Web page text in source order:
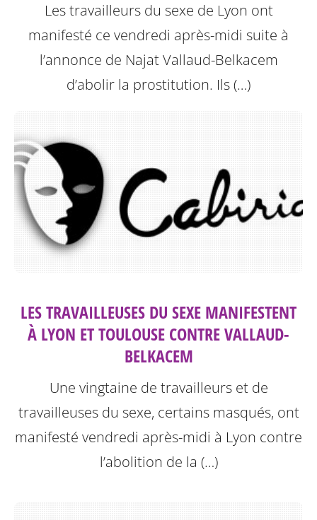
Les travailleurs du sexe de Lyon ont
manifesté ce vendredi après-midi suite à
l’annonce de Najat Vallaud-Belkacem
d’abolir la prostitution. Ils (…)
LES TRAVAILLEUSES DU SEXE MANIFESTENT
À LYON ET TOULOUSE CONTRE VALLAUD-
BELKACEM
Une vingtaine de travailleurs et de
travailleuses du sexe, certains masqués, ont
manifesté vendredi après-midi à Lyon contre
l’abolition de la (…)